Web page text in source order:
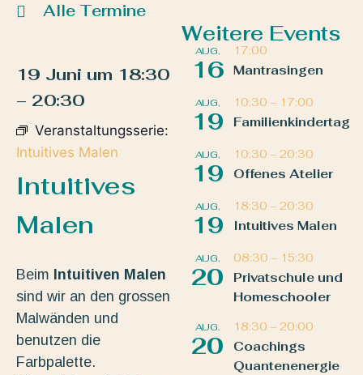
Alle Termine
19 Juni um 18:30
– 20:30
Veranstaltungsserie:
Intuitives Malen
Intuitives
Malen
Beim Intuitiven Malen
sind wir an den grossen
Malwänden und
benutzen die
Farbpalette.
Weitere Events
AUG.
16
17:00
Mantrasingen
AUG.
19
10:30 – 17:00
Familienkindertag
AUG.
19
10:30 – 20:30
Offenes Atelier
AUG.
19
18:30 – 20:30
Intuitives Malen
AUG.
20
08:30 – 15:30
Privatschule und
Homeschooler
AUG.
20
18:30 – 20:00
Coachings
Quantenenergie